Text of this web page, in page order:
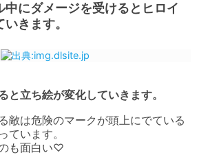
中にダメージを受けるとヒロイ
きます。
と立ち絵が変化していきます。
敵は危険のマークが頭上にでている
ています。
も面白い♡